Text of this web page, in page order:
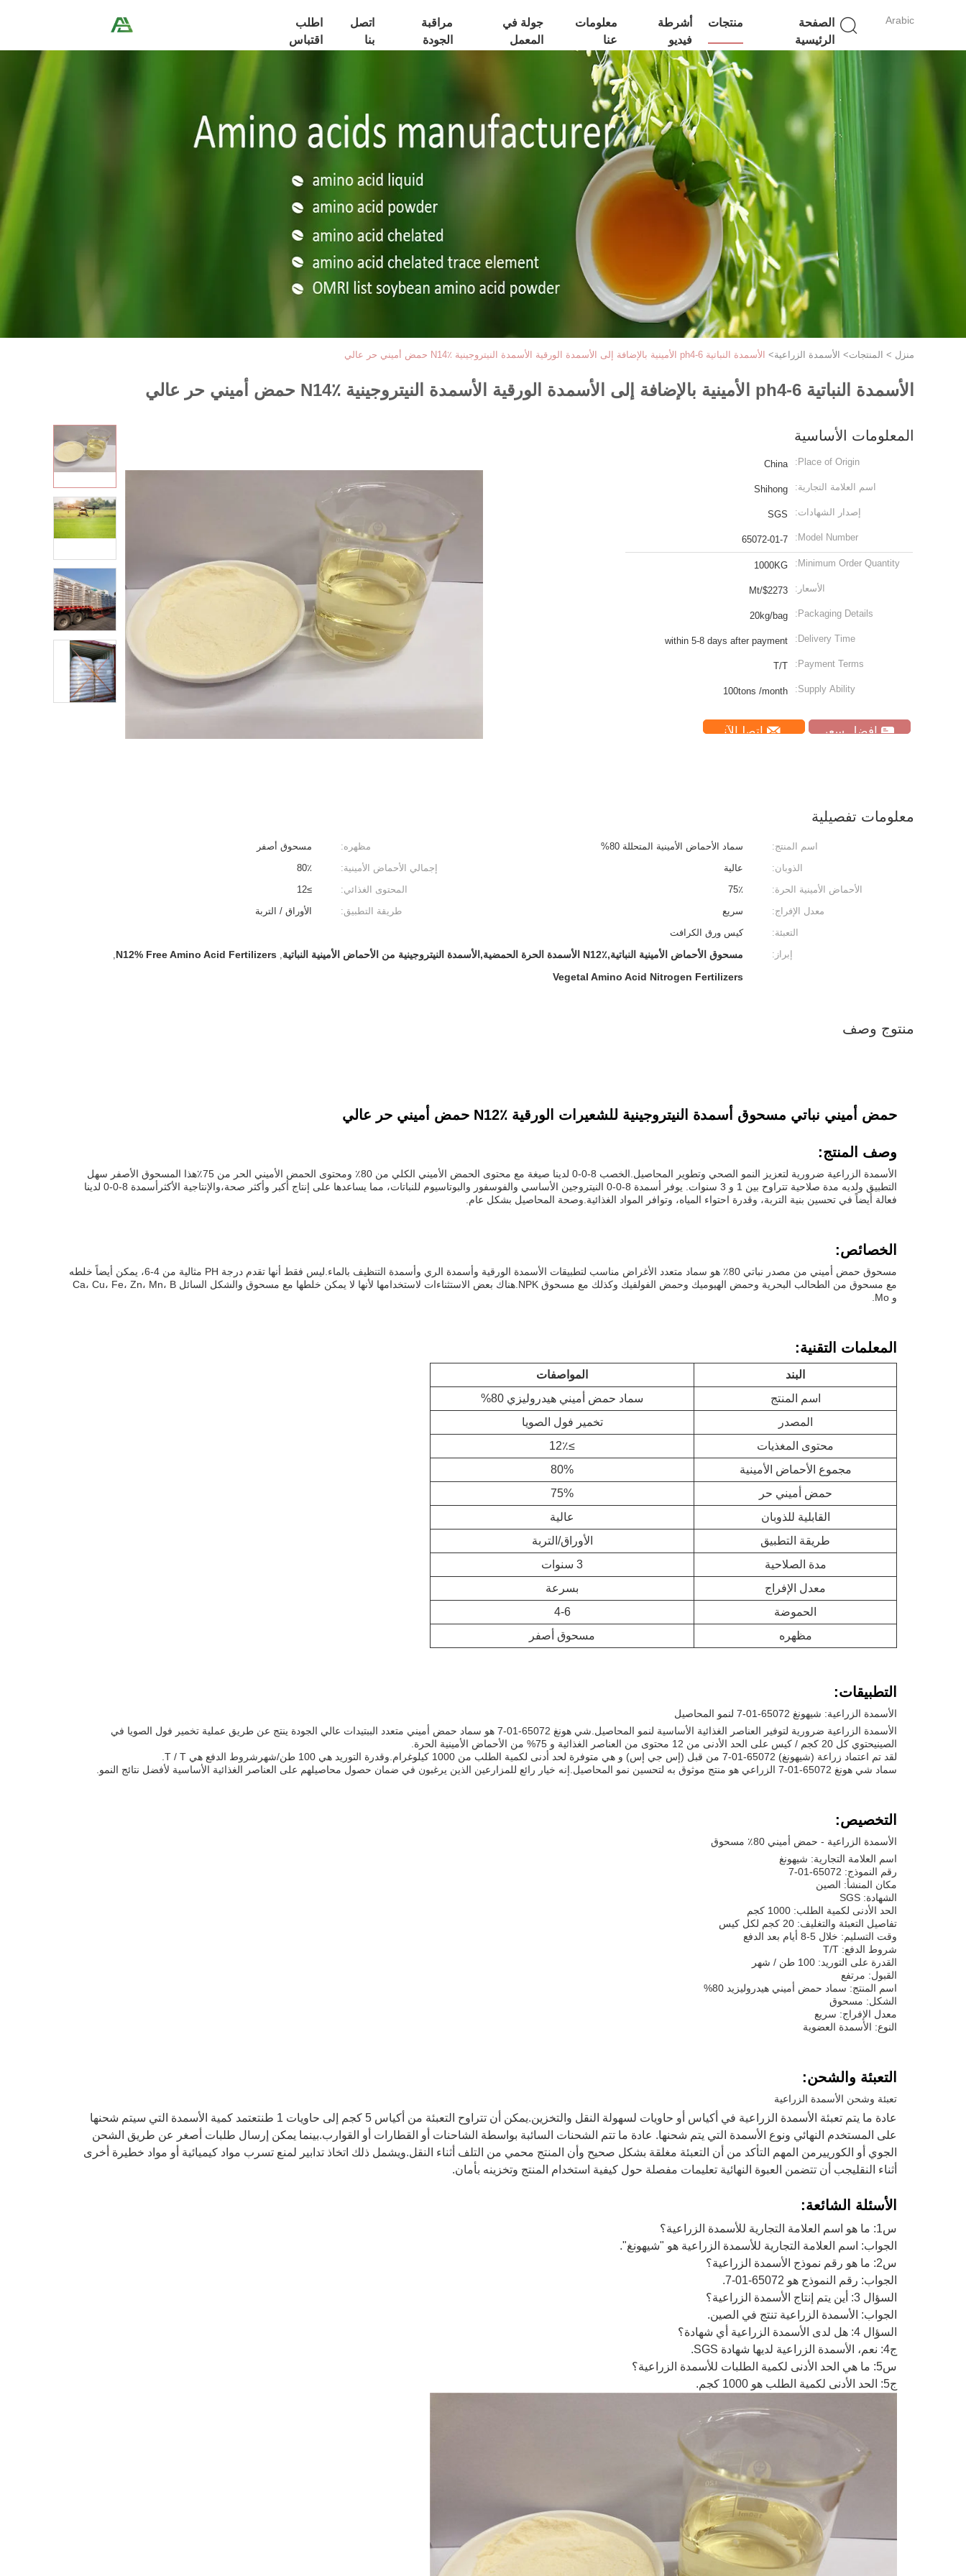
Arabic
الصفحة
الرئيسية
منتجات
أشرطة
فيديو
معلومات
عنا
جولة في
المعمل
مراقبة
الجودة
اتصل
بنا
اطلب
اقتباس
منزل > المنتجات> الأسمدة الزراعية> الأسمدة النباتية ph4-6 الأمينية بالإضافة إلى الأسمدة الورقية الأسمدة النيتروجينية N14٪ حمض أميني حر عالي
الأسمدة النباتية ph4-6 الأمينية بالإضافة إلى الأسمدة الورقية الأسمدة النيتروجينية N14٪ حمض أميني حر عالي
المعلومات الأساسية
Place of Origin:
China
اسم العلامة التجارية: Shihong
إصدار الشهادات: SGS
Model Number:
65072-01-7
Minimum Order Quantity:
1000KG
الأسعار: $2273/Mt
Packaging Details:
20kg/bag
Delivery Time:
within 5-8 days after payment
Payment Terms:
T/T
Supply Ability:
100tons /month
افضل سعر ﺎﺘﺼﻟ ﺍﻶﻧ
معلومات تفصيلية
اسم المنتج: سماد الأحماض الأمينية المتحللة 80% مظهره:
مسحوق أصفر
الذوبان:
عالية إجمالي الأحماض الأمينية:
80٪
الأحماض الأمينية الحرة:
75٪ المحتوى الغذائي:
≥12
معدل الإفراج:
سريع طريقة التطبيق:
الأوراق / التربة
التعبئة:
كيس ورق الكرافت
إبراز:
مسحوق الأحماض الأمينية النباتية,N12٪ الأسمدة الحرة الحمضية,الأسمدة النيتروجينية من الأحماض الأمينية النباتية ,
N12% Free Amino Acid Fertilizers
,
Vegetal Amino Acid Nitrogen Fertilizers
منتوج وصف
حمض أميني نباتي مسحوق أسمدة النيتروجينية للشعيرات الورقية N12٪ حمض أميني حر عالي
وصف المنتج:
الأسمدة الزراعية ضرورية لتعزيز النمو الصحي وتطوير المحاصيل.الخصب 8-0-0 لدينا صيغة مع محتوى الحمض الأميني الكلي من 80٪ ومحتوى الحمض الأميني الحر من 75٪هذا المسحوق الأصفر سهل
التطبيق ولديه مدة صلاحية تتراوح بين 1 و 3 سنوات. يوفر أسمدة 8-0-0 النيتروجين الأساسي والفوسفور والبوتاسيوم للنباتات، مما يساعدها على إنتاج أكبر وأكثر صحة،والإنتاجية الأكثرأسمدة 8-0-0 لدينا
فعالة أيضاً في تحسين بنية التربة، وقدرة احتواء المياه، وتوافر المواد الغذائية.وصحة المحاصيل بشكل عام.
الخصائص:
مسحوق حمض أميني من مصدر نباتي 80٪ هو سماد متعدد الأغراض مناسب لتطبيقات الأسمدة الورقية وأسمدة الري وأسمدة التنظيف بالماء.ليس فقط أنها تقدم درجة PH مثالية من 4-6، يمكن أيضاً خلطه
مع مسحوق من الطحالب البحرية وحمض الهيوميك وحمض الفولفيك وكذلك مع مسحوق NPK.هناك بعض الاستثناءات لاستخدامها لأنها لا يمكن خلطها مع مسحوق والشكل السائل Ca، Cu، Fe، Zn، Mn، B
و Mo.
المعلمات التقنية:
البند
المواصفات
اسم المنتج
سماد حمض أميني هيدروليزي 80%
المصدر
تخمير فول الصويا
محتوى المغذيات
≥12٪
مجموع الأحماض الأمينية
80%
حمض أميني حر
75%
القابلية للذوبان
عالية
طريقة التطبيق
الأوراق/التربة
مدة الصلاحية
3 سنوات
معدل الإفراج
بسرعة
الحموضة
4-6
مظهره
مسحوق أصفر
التطبيقات:
الأسمدة الزراعية: شيهونغ 65072-01-7 لنمو المحاصيل
الأسمدة الزراعية ضرورية لتوفير العناصر الغذائية الأساسية لنمو المحاصيل.شي هونغ 65072-01-7 هو سماد حمض أميني متعدد الببتيدات عالي الجودة ينتج عن طريق عملية تخمير فول الصويا في
الصينيحتوي كل 20 كجم / كيس على الحد الأدنى من 12 محتوى من العناصر الغذائية و 75% من الأحماض الأمينية الحرة.
لقد تم اعتماد زراعة (شيهونغ) 65072-01-7 من قبل (إس جي إس) و هي متوفرة لحد أدنى لكمية الطلب من 1000 كيلوغرام.وقدرة التوريد هي 100 طن/شهرشروط الدفع هي T / T.
سماد شي هونغ 65072-01-7 الزراعي هو منتج موثوق به لتحسين نمو المحاصيل.إنه خيار رائع للمزارعين الذين يرغبون في ضمان حصول محاصيلهم على العناصر الغذائية الأساسية لأفضل نتائج النمو.
التخصيص:
الأسمدة الزراعية - حمض أميني 80٪ مسحوق
اسم العلامة التجارية: شيهونغ
رقم النموذج: 65072-01-7
مكان المنشأ: الصين
الشهادة: SGS
الحد الأدنى لكمية الطلب: 1000 كجم
تفاصيل التعبئة والتغليف: 20 كجم لكل كيس
وقت التسليم: خلال 5-8 أيام بعد الدفع
شروط الدفع: T/T
القدرة على التوريد: 100 طن / شهر
القبول: مرتفع
اسم المنتج: سماد حمض أميني هيدروليزيد 80%
الشكل: مسحوق
معدل الإفراج: سريع
النوع: الأسمدة العضوية
التعبئة والشحن:
تعبئة وشحن الأسمدة الزراعية
عادة ما يتم تعبئة الأسمدة الزراعية في أكياس أو حاويات لسهولة النقل والتخزين.يمكن أن تتراوح التعبئة من أكياس 5 كجم إلى حاويات 1 طنتعتمد كمية الأسمدة التي سيتم شحنها
على المستخدم النهائي ونوع الأسمدة التي يتم شحنها. عادة ما تتم الشحنات السائبة بواسطة الشاحنات أو القطارات أو القوارب.بينما يمكن إرسال طلبات أصغر عن طريق الشحن
الجوي أو الكورييرمن المهم التأكد من أن التعبئة مغلقة بشكل صحيح وأن المنتج محمي من التلف أثناء النقل.ويشمل ذلك اتخاذ تدابير لمنع تسرب مواد كيميائية أو مواد خطيرة أخرى
أثناء النقليجب أن تتضمن العبوة النهائية تعليمات مفصلة حول كيفية استخدام المنتج وتخزينه بأمان.
الأسئلة الشائعة:
س1: ما هو اسم العلامة التجارية للأسمدة الزراعية؟
الجواب: اسم العلامة التجارية للأسمدة الزراعية هو "شيهونغ".
س2: ما هو رقم نموذج الأسمدة الزراعية؟
الجواب: رقم النموذج هو 65072-01-7.
السؤال 3: أين يتم إنتاج الأسمدة الزراعية؟
الجواب: الأسمدة الزراعية تنتج في الصين.
السؤال 4: هل لدى الأسمدة الزراعية أي شهادة؟
ج4: نعم، الأسمدة الزراعية لديها شهادة SGS.
س5: ما هي الحد الأدنى لكمية الطلبات للأسمدة الزراعية؟
ج5: الحد الأدنى لكمية الطلب هو 1000 كجم.